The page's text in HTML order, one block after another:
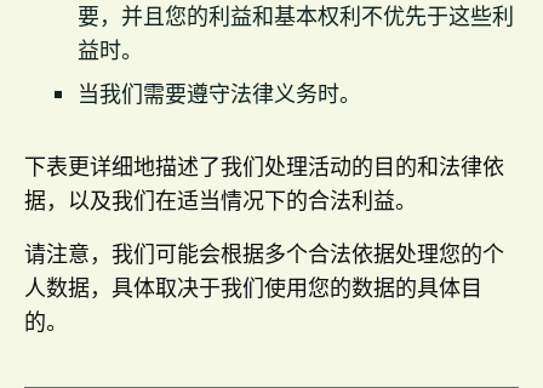
要，并且您的利益和基本权利不优先于这些利
益时。
当我们需要遵守法律义务时。
下表更详细地描述了我们处理活动的目的和法律依
据，以及我们在适当情况下的合法利益。
请注意，我们可能会根据多个合法依据处理您的个
人数据，具体取决于我们使用您的数据的具体目
的。